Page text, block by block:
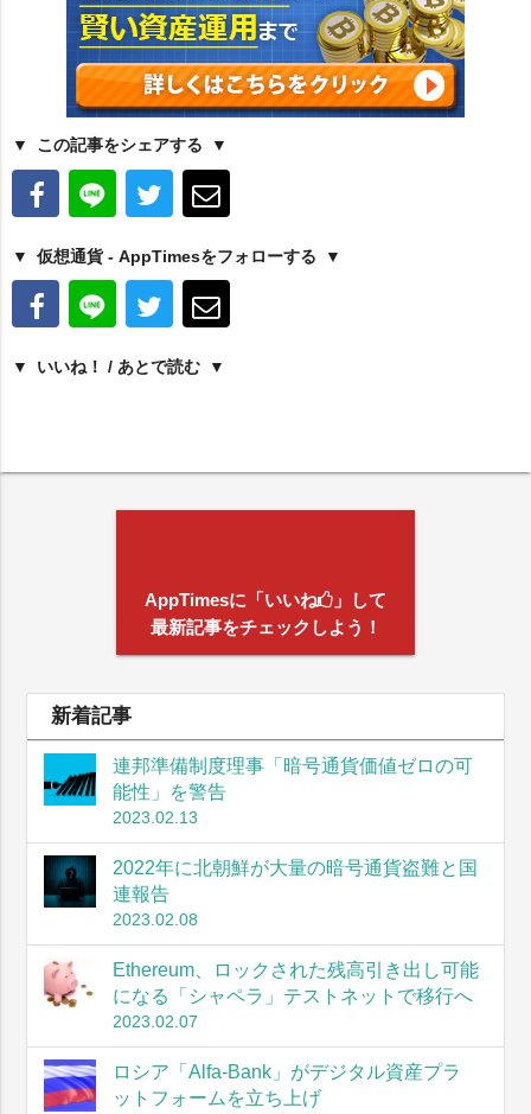
この記事をシェアする
仮想通貨 - AppTimesをフォローする
いいね！ / あとで読む
AppTimesに「いいね
」して
最新記事をチェックしよう！
新着記事
連邦準備制度理事「暗号通貨価値ゼロの可
能性」を警告
2023.02.13
2022年に北朝鮮が大量の暗号通貨盗難と国
連報告
2023.02.08
Ethereum、ロックされた残高引き出し可能
になる「シャペラ」テストネットで移行へ
2023.02.07
ロシア「Alfa-Bank」がデジタル資産プラ
ットフォームを立ち上げ